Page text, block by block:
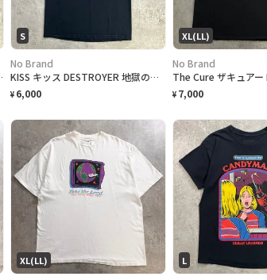
面プリント ツアー日程 黒色
S
No Brand
KISS キッス DESTROYER 地獄の軍団 アルバム アート プリント Tシャツ メンズS相当 古着 ロックT 黒色
¥ 6,000
XL(LL)
No Brand
¥ 7,000
XL(LL) L